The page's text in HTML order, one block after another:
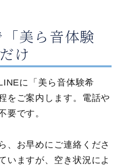
美ら音体験
け
に「美ら音体験希
をご案内します。電話や
要です。
、お早めにご連絡くださ
いますが、空き状況によ